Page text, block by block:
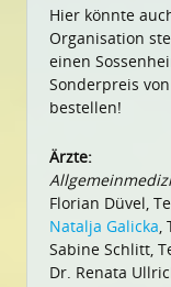
Hier könnte
Organisation
einen
Sonderpreis von
bestellen!
Ärzte:
Florian Düvel,
Natalja Galicka,
Sabine Schlitt,
Dr. Renata